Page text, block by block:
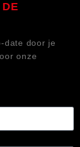
date door je
onze